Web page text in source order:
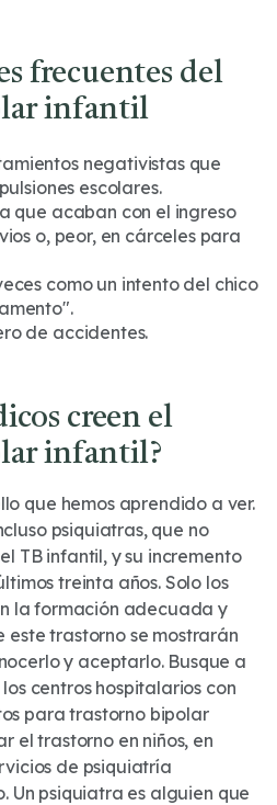
frecuentes del
infantil
negativistas que
escolares.
que acaban con el ingreso
o, peor, en cárceles para
como un intento del chico
de accidentes.
creen el
infantil?
que hemos aprendido a ver.
psiquiatras, que no
TB infantil, y su incremento
treinta años. Solo los
la formación adecuada y
trastorno se mostrarán
y aceptarlo. Busque a
centros hospitalarios con
para trastorno bipolar
el trastorno en niños, en
de psiquiatría
Un psiquiatra es alguien que